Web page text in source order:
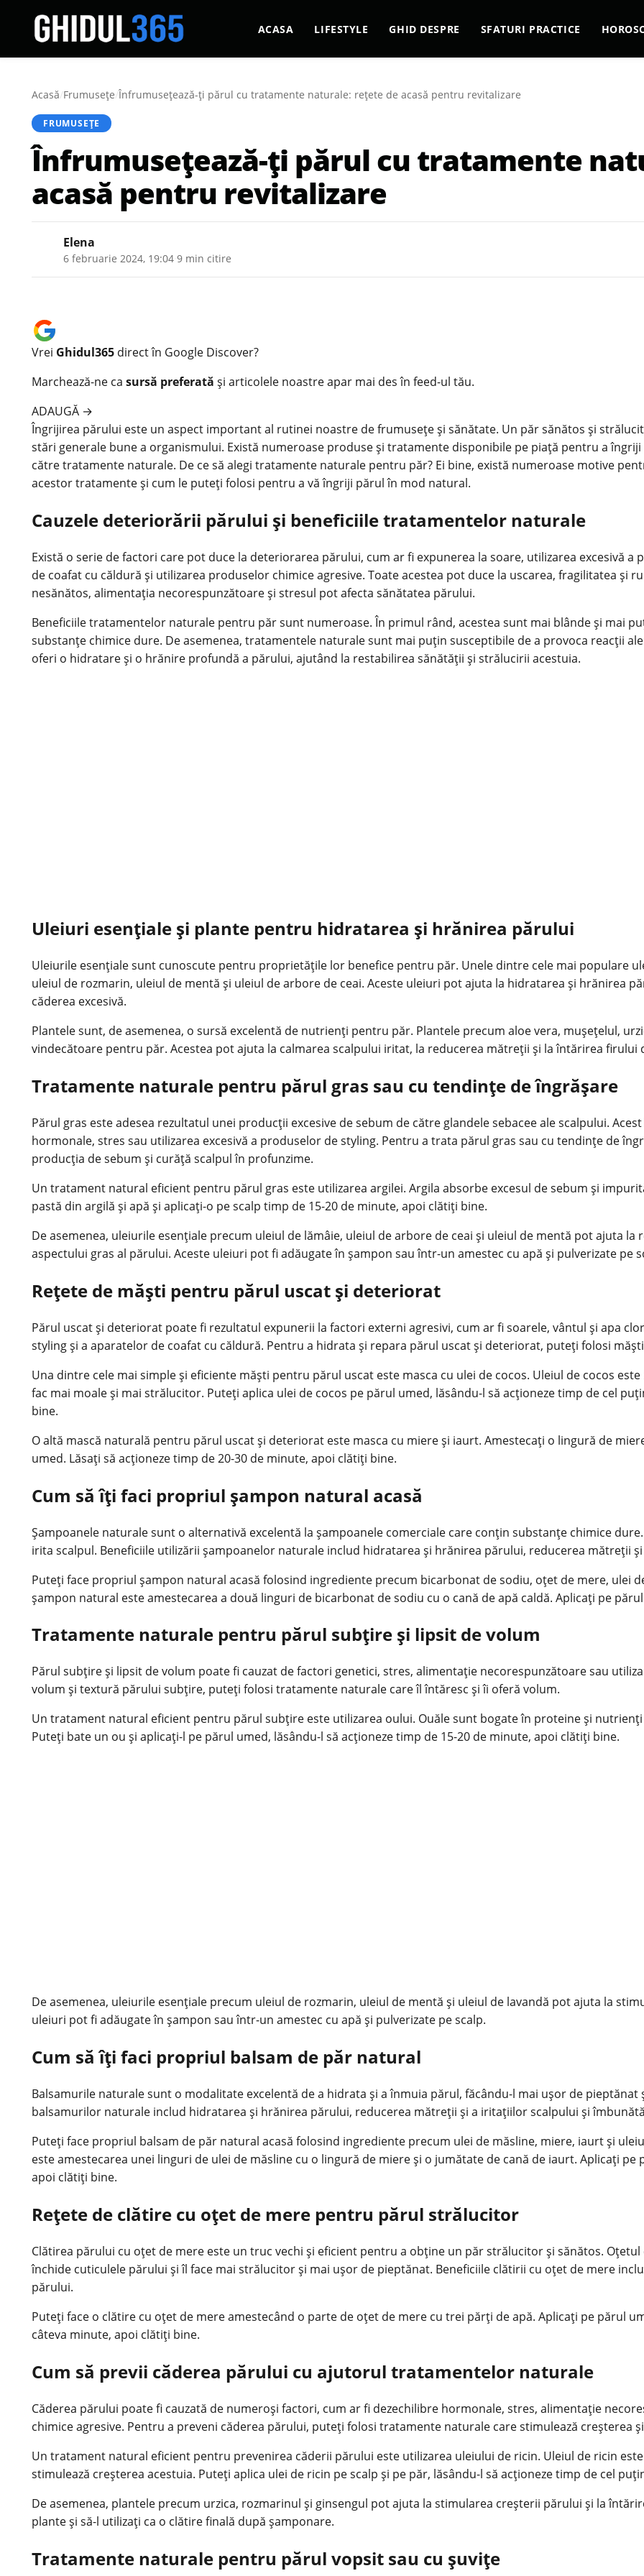
ACASA LIFESTYLE GHID DESPRE SFATURI PRACTICE
Acasă/Frumusețe/Înfrumusețează-ți părul cu tratamente naturale: rețete de acasă pentru revitalizare
FRUMUSEȚE
Înfrumusețează-ți părul cu tratamente
acasă pentru revitalizare
Elena
6 februarie 2024, 19:04 9 min citire
Vrei Ghidul365 direct în Google Discover?
Marchează-ne ca sursă preferată și articolele noastre apar mai des în feed-ul tău.
ADAUGĂ →
Îngrijirea părului este un aspect important al rutinei noastre defrumusețeși sănătate. Un păr sănătos și
stări generale bune a organismului. Există numeroase produse și tratamente disponibile pe piață pentru a
către tratamente naturale. De ce să alegi tratamente naturale pentru păr? Ei bine, există numeroase motive
acestor tratamente și cum le puteți folosi pentru a vă îngriji părul în mod natural.
Cauzele deteriorării părului și beneficiile tratamentelor naturale
Există o serie de factori care pot duce la deteriorarea părului, cum ar fi expunerea la soare, utilizarea excesivă
de coafat cu căldură și utilizarea produselor chimice agresive. Toate acestea pot duce la uscarea, fragilitatea și
nesănătos, alimentația necorespunzătoare și stresul pot afecta sănătatea părului.
Beneficiile tratamentelor naturale pentru păr sunt numeroase. În primul rând, acestea sunt mai blânde și mai
substanțe chimice dure. De asemenea, tratamentele naturale sunt mai puțin susceptibile de a provoca reacții
oferi o hidratare și o hrănire profundă a părului, ajutând la restabilirea sănătății și strălucirii acestuia.
Uleiuri esențiale și plante pentru hidratarea și hrănirea părului
Uleiurile esențiale sunt cunoscute pentru proprietățile lor benefice pentru păr. Unele dintre cele mai populare
uleiul de rozmarin, uleiul de mentă și uleiul de arbore de ceai. Aceste uleiuri pot ajuta la hidratarea și hrănirea
căderea excesivă.
Plantele sunt, de asemenea, o sursă excelentă de nutrienți pentru păr. Plantele precum aloe vera, mușețelul,
vindecătoare pentru păr. Acestea pot ajuta la calmarea scalpului iritat, la reducerea mătreții și la întărirea firului
Tratamente naturale pentru părul gras sau cu tendințe de îngrășare
Părul gras este adesea rezultatul unei producții excesive de sebum de către glandele sebacee ale scalpului.
hormonale, stres sau utilizarea excesivă a produselor de styling. Pentru a trata părul gras sau cu tendințe de
producția de sebum și curăță scalpul în profunzime.
Un tratament natural eficient pentru părul gras este utilizarea argilei. Argila absorbe excesul de sebum și
pastă din argilă și apă și aplicați-o pe scalp timp de 15-20 de minute, apoi clătiți bine.
De asemenea, uleiurile esențiale precum uleiul de lămâie, uleiul de arbore de ceai și uleiul de mentă pot ajuta
aspectului gras al părului. Aceste uleiuri pot fi adăugate în șampon sau într-un amestec cu apă și pulverizate pe
Rețete de măști pentru părul uscat și deteriorat
Părul uscatși deteriorat poate fi rezultatul expunerii la factori externi agresivi, cum ar fi soarele, vântul și apa
styling și a aparatelor de coafat cu căldură. Pentru a hidrata și repara părul uscat și deteriorat, puteți folosi
Una dintre cele mai simple și eficiente măști pentru părul uscat este masca cu ulei de cocos. Uleiul de cocos
fac mai moale și mai strălucitor. Puteți aplica ulei de cocos pe părul umed, lăsându-l să acționeze timp de cel
bine.
O altă mască naturală pentru părul uscat și deteriorat este masca cu miere și iaurt. Amestecați o lingură de
umed. Lăsați să acționeze timp de 20-30 de minute, apoi clătiți bine.
Cum să îți faci propriul șampon natural acasă
Șampoanele naturale sunt o alternativă excelentă la șampoanele comerciale care conțin substanțe chimice
irita scalpul. Beneficiile utilizării șampoanelor naturale includ hidratarea și hrănirea părului, reducerea mătreții
Puteți face propriul șampon natural acasă folosind ingrediente precum bicarbonat de sodiu, oțet de mere, ulei
șampon natural este amestecarea a două linguri de bicarbonat de sodiu cu o cană de apă caldă. Aplicați pe
Tratamente naturale pentru părul subțire și lipsit de volum
Părul subțire și lipsit de volum poate fi cauzat de factori genetici, stres, alimentație necorespunzătoare sau
volum și textură părului subțire, puteți folosi tratamente naturale care îl întăresc și îi oferă volum.
Un tratament natural eficient pentru părul subțire este utilizarea oului. Ouăle sunt bogate în proteine ​​și
Puteți bate un ou și aplicați-l pe părul umed, lăsându-l să acționeze timp de 15-20 de minute, apoi clătiți bine.
De asemenea, uleiurile esențiale precum uleiul de rozmarin, uleiul de mentă și uleiul de lavandă pot ajuta la
uleiuri pot fi adăugate în șampon sau într-un amestec cu apă și pulverizate pe scalp.
Cum să îți faci propriul balsam de păr natural
Balsamurile naturale sunt o modalitate excelentă de a hidrata și a înmuia părul, făcându-l mai ușor de pieptănat
balsamurilor naturale includ hidratarea și hrănirea părului, reducerea mătreții și a iritațiilor scalpului și
Puteți face propriul balsam de păr natural acasă folosind ingrediente precum ulei de măsline, miere, iaurt și
este amestecarea unei linguri de ulei de măsline cu o lingură de miere și o jumătate de cană de iaurt. Aplicați
apoi clătiți bine.
Rețete de clătire cu oțet de mere pentru părul strălucitor
Clătirea părului cu oțet de mere este un truc vechi și eficient pentru a obține un păr strălucitor și sănătos.
închide cuticulele părului și îl face mai strălucitor și mai ușor de pieptănat. Beneficiile clătirii cu oțet de mere
părului.
Puteți face o clătire cu oțet de mere amestecând o parte de oțet de mere cu trei părți de apă. Aplicați pe părul
câteva minute, apoi clătiți bine.
Cum să previi căderea părului cu ajutorul tratamentelor naturale
Căderea părului poate fi cauzată de numeroși factori, cum ar fi dezechilibre hormonale, stres, alimentație
chimice agresive. Pentru a preveni căderea părului, puteți folosi tratamente naturale care stimulează creșterea
Un tratament natural eficient pentru prevenirea căderii părului este utilizarea uleiului de ricin. Uleiul de ricin
stimulează creșterea acestuia. Puteți aplica ulei de ricin pe scalp și pe păr, lăsându-l să acționeze timp de cel
De asemenea, plantele precum urzica, rozmarinul și ginsengul pot ajuta la stimularea creșterii părului și la
plante și să-l utilizați ca o clătire finală după șamponare.
Tratamente naturale pentru părul vopsit sau cu șuvițe